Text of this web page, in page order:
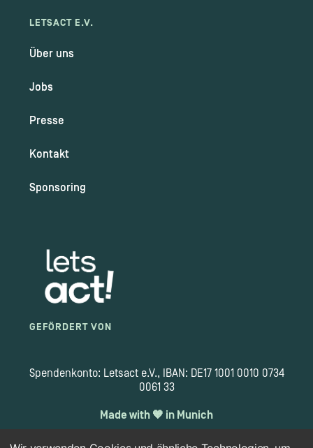
LETSACT E.V.
Über uns
Jobs
Presse
Kontakt
Sponsoring
GEFÖRDERT VON
Spendenkonto: Letsact e.V., IBAN: DE17 1001 0010 0734
0061 33
Made with 🧡 in Munich